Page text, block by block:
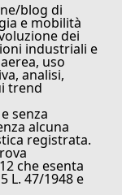
blog di
e mobilità
dei
industriali e
uso
analisi,
trend
senza
alcuna
registrata.
che esenta
L. 47/1948 e